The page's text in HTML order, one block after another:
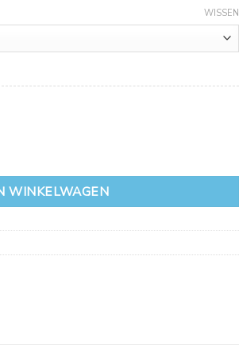
WISSEN
WINKELWAGEN